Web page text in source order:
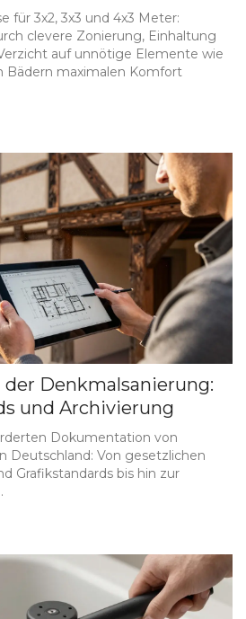
für 3x2, 3x3 und 4x3 Meter:
clevere Zonierung, Einhaltung
auf unnötige Elemente wie
Bädern maximalen Komfort
Denkmalsanierung:
und Archivierung
Dokumentation von
Deutschland: Von gesetzlichen
Grafikstandards bis hin zur